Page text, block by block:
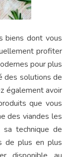
biens dont vous
profiter
pour plus
des solutions de
également avoir
que vous
des viandes les
sa technique de
de plus en plus